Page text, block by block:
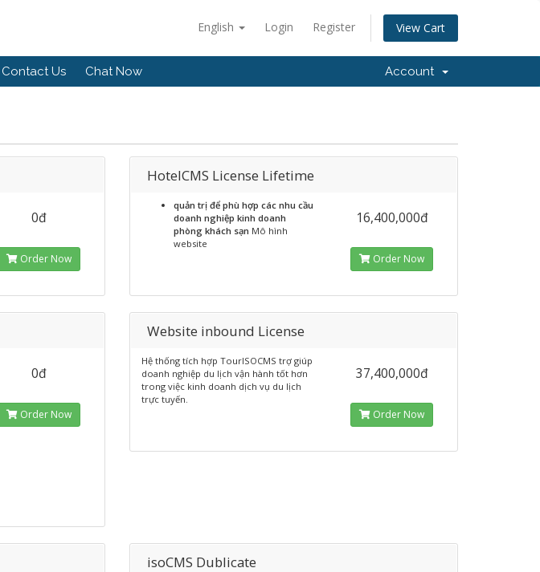
English Login Register View Cart
Contact Us Chat Now Account
0đ
Order Now
HotelCMS License Lifetime
quản trị để phù hợp các nhu cầu
doanh nghiệp kinh doanh
phòng khách sạn Mô hình
website
16,400,000đ
Order Now
0đ
Order Now
Website inbound License
Hệ thống tích hợp TourISOCMS trợ giúp
doanh nghiệp du lịch vận hành tốt hơn
trong việc kinh doanh dịch vụ du lịch
trực tuyến.
37,400,000đ
Order Now
isoCMS Dublicate